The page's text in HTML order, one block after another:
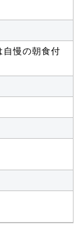
自慢の朝食付